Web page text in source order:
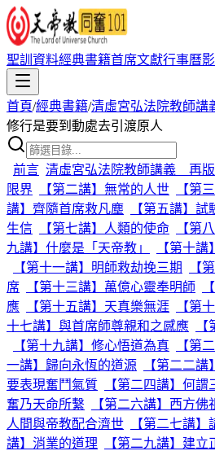
聖訓資料經典書籍首席文獻行事曆
首頁/經典書籍/清虛宮弘法院教師講
修行是要到動處去引渡原人
前言 清虛宮弘法院教師講義 再
限界
【第二講】無常的人世 【第
講】齊隨首席救凡塵
【第五講】試
生信
【第七講】人類的使命 【第
九講】什麼是「天帝教」
【第十
【第十一講】明師救劫挽三期
【
席
【第十三講】萬億心靈奉明師
應
【第十五講】天真樂無涯 【第
十七講】與首席師尊親和之感應
【第十九講】修心悟道為真
【第
一講】歸向永恆的道源
【第二二
要表現奮鬥氣質
【第二四講】何謂
奮乃天命所繫
【第二六講】西方
人間與帝教配合濟世
【第二七講
講】消業的道理
【第二九講】建